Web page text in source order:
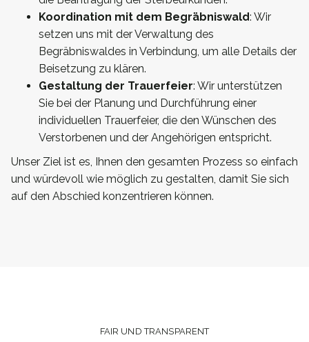
Koordination mit dem Begräbniswald: Wir
setzen uns mit der Verwaltung des
Begräbniswaldes in Verbindung, um alle Details der
Beisetzung zu klären.
Gestaltung der Trauerfeier: Wir unterstützen
Sie bei der Planung und Durchführung einer
individuellen Trauerfeier, die den Wünschen des
Verstorbenen und der Angehörigen entspricht.
Unser Ziel ist es, Ihnen den gesamten Prozess so einfach
und würdevoll wie möglich zu gestalten, damit Sie sich
auf den Abschied konzentrieren können.
FAIR UND TRANSPARENT